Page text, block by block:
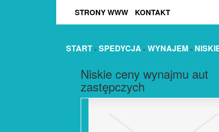
STRONY WWW KONTAKT
START » SPEDYCJA » WYNAJEM »
Niskie ceny wynajmu aut
zastępczych